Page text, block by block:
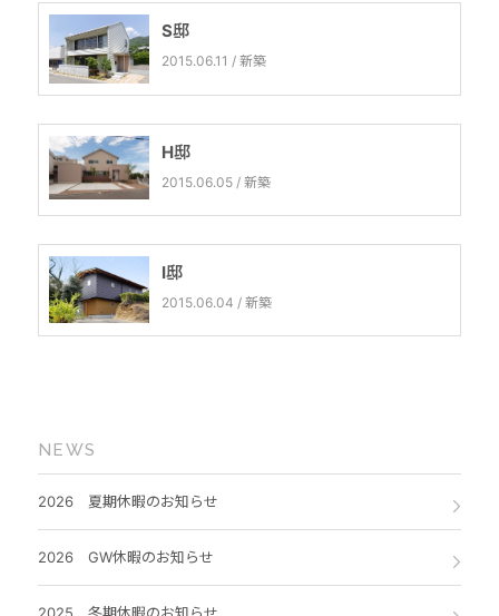
S邸
2015.06.11 / 新築
H邸
2015.06.05 / 新築
I邸
2015.06.04 / 新築
NEWS
2026 夏期休暇のお知らせ
2026 GW休暇のお知らせ
2025 冬期休暇のお知らせ